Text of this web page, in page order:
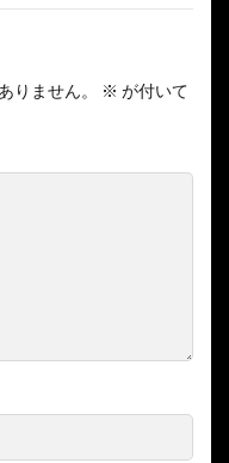
りません。 ※ が付いて